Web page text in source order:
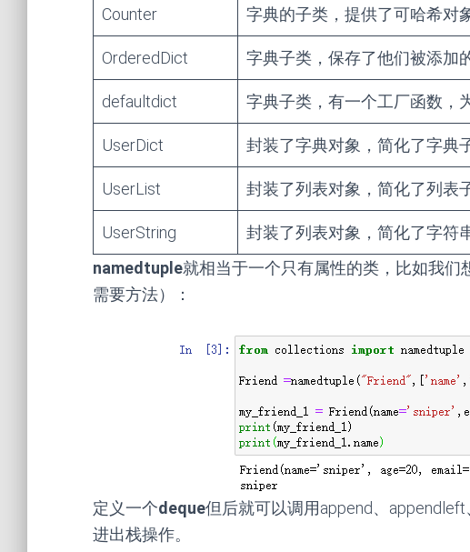
Counter 字典的子类，提供了可哈希对
OrderedDict 字典子类，保存了他们被添加
defaultdict 字典子类，有一个工厂函数，
UserDict 封装了字典对象，简化了字典
UserList 封装了列表对象，简化了列表
UserString
封装了列表对象，简化了字符
namedtuple就相当于一个只有属性的类，比如我
需要方法）：
定义一个deque但后就可以调用append、
进出栈操作。